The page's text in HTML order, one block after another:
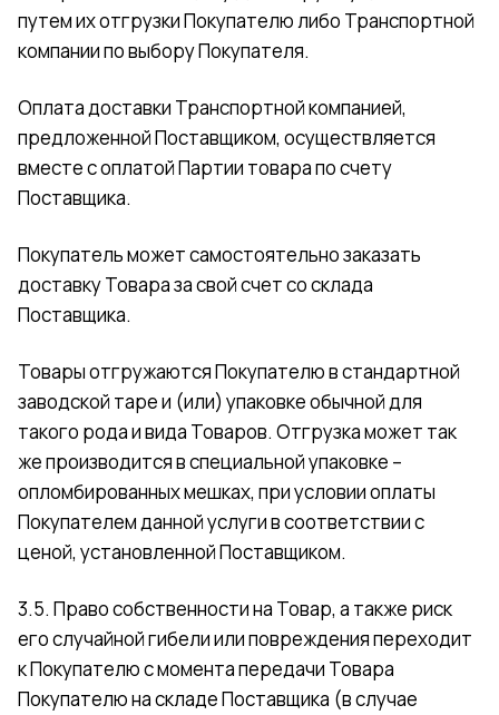
путем их отгрузки Покупателю либо Транспортной
компании по выбору Покупателя.
Оплата доставки Транспортной компанией,
предложенной Поставщиком, осуществляется
вместе с оплатой Партии товара по счету
Поставщика.
Покупатель может самостоятельно заказать
доставку Товара за свой счет со склада
Поставщика.
Товары отгружаются Покупателю в стандартной
заводской таре и (или) упаковке обычной для
такого рода и вида Товаров. Отгрузка может так
же производится в специальной упаковке –
опломбированных мешках, при условии оплаты
Покупателем данной услуги в соответствии с
ценой, установленной Поставщиком.
3.5. Право собственности на Товар, а также риск
его случайной гибели или повреждения переходит
к Покупателю с момента передачи Товара
Покупателю на складе Поставщика (в случае